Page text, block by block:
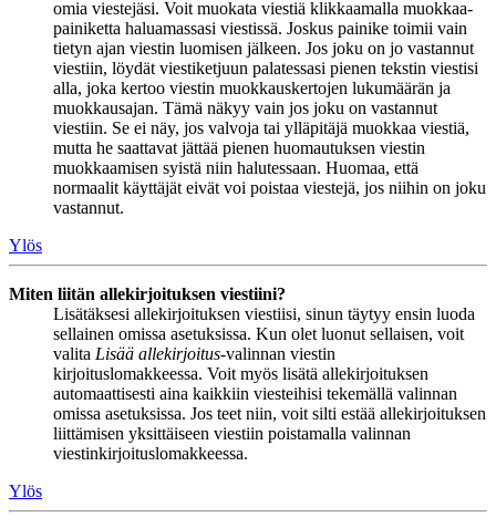
omia viestejäsi. Voit muokata viestiä klikkaamalla muokkaa-
painiketta haluamassasi viestissä. Joskus painike toimii vain
tietyn ajan viestin luomisen jälkeen. Jos joku on jo vastannut
viestiin, löydät viestiketjuun palatessasi pienen tekstin viestisi
alla, joka kertoo viestin muokkauskertojen lukumäärän ja
muokkausajan. Tämä näkyy vain jos joku on vastannut
viestiin. Se ei näy, jos valvoja tai ylläpitäjä muokkaa viestiä,
mutta he saattavat jättää pienen huomautuksen viestin
muokkaamisen syistä niin halutessaan. Huomaa, että
normaalit käyttäjät eivät voi poistaa viestejä, jos niihin on joku
vastannut.
Ylös
Miten liitän allekirjoituksen viestiini?
Lisätäksesi allekirjoituksen viestiisi, sinun täytyy ensin luoda
sellainen omissa asetuksissa. Kun olet luonut sellaisen, voit
valita Lisää allekirjoitus-valinnan viestin
kirjoituslomakkeessa. Voit myös lisätä allekirjoituksen
automaattisesti aina kaikkiin viesteihisi tekemällä valinnan
omissa asetuksissa. Jos teet niin, voit silti estää allekirjoituksen
liittämisen yksittäiseen viestiin poistamalla valinnan
viestinkirjoituslomakkeessa.
Ylös